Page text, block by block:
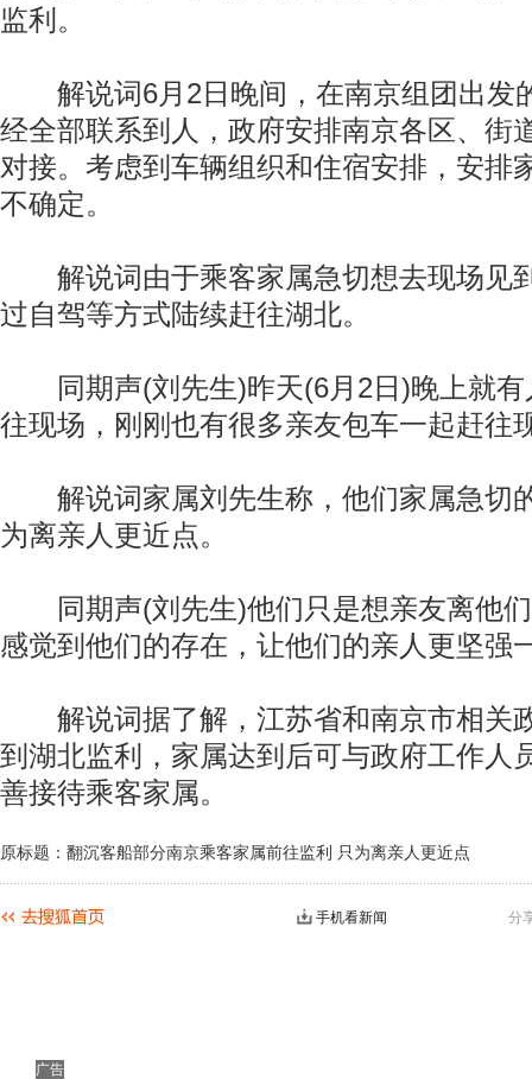
监利。
解说词6月2日晚间，在南京组团出发
经全部联系到人，政府安排南京各区、街
对接。考虑到车辆组织和住宿安排，安排
不确定。
解说词由于乘客家属急切想去现场见
过自驾等方式陆续赶往湖北。
同期声(刘先生)昨天(6月2日)晚上就有
往现场，刚刚也有很多亲友包车一起赶往
解说词家属刘先生称，他们家属急切
为离亲人更近点。
同期声(刘先生)他们只是想亲友离他们
感觉到他们的存在，让他们的亲人更坚强
解说词据了解，江苏省和南京市相关
到湖北监利，家属达到后可与政府工作人
善接待乘客家属。
原标题：翻沉客船部分南京乘客家属前往监利 只为离亲人更近点
分
手机看新闻
广告